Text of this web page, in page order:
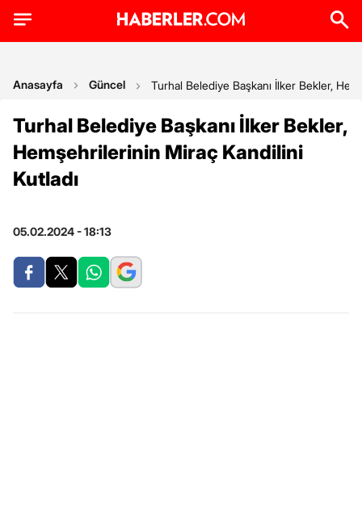
Anasayfa Güncel Turhal Belediye Başkanı İlker Bekler,
Turhal Belediye Başkanı İlker Bekler,
Hemşehrilerinin Miraç Kandilini
Kutladı
05.02.2024 - 18:13